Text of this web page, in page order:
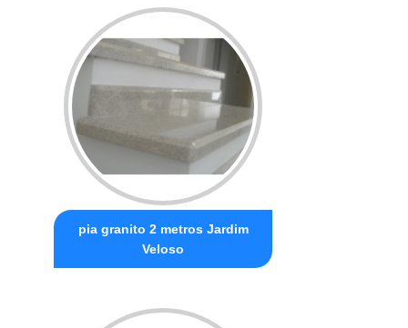
pia granito 2 metros Jardim
Veloso